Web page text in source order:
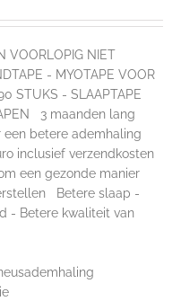
VOORLOPIG NIET
- MYOTAPE VOOR
STUKS - SLAAPTAPE
3 maanden lang
een betere ademhaling
inclusief verzendkosten
een gezonde manier
Betere slaap -
- Betere kwaliteit van